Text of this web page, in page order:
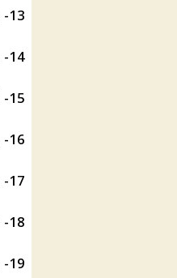
13- ج: التيار الكهربائي المتولد في الملف X ضعيف الشدة.
14- ب: الرسم الذي يحقق قانون فاراداي للحث.
15- أ: 6M.
16- د: I, II, III.
17- ب: I = 0.12 A ، والمقاومة 4 أوم.
18- د: 150 A/s.
19- ج: 5V.